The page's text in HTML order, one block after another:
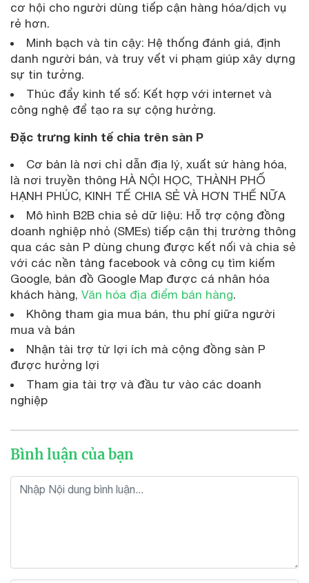
cơ hội cho người dùng tiếp cận hàng hóa/dịch vụ
rẻ hơn.
Minh bạch và tin cậy: Hệ thống đánh giá, định
danh người bán, và truy vết vi phạm giúp xây dựng
sự tin tưởng.
Thúc đẩy kinh tế số: Kết hợp với internet và
công nghệ để tạo ra sự cộng hưởng.
Đặc trưng kinh tế chia trên sàn P
Cơ bản là nơi chỉ dẫn địa lý, xuất sứ hàng hóa,
là nơi truyền thông HÀ NỘI HỌC, THÀNH PHỐ
HẠNH PHÚC, KINH TẾ CHIA SẺ VÀ HƠN THẾ NỮA
Mô hình B2B chia sẻ dữ liệu: Hỗ trợ cộng đồng
doanh nghiệp nhỏ (SMEs) tiếp cận thị trường thông
qua các sàn P dùng chung được kết nối và chia sẻ
với các nền tảng facebook và công cụ tìm kiếm
Google, bản đồ Google Map được cá nhân hóa
khách hàng, Văn hóa địa điểm bán hàng.
Không tham gia mua bán, thu phí giữa người
mua và bán
Nhận tài trợ từ lợi ích mà cộng đồng sàn P
được hưởng lợi
Tham gia tài trợ và đầu tư vào các doanh
nghiệp
Bình luận của bạn